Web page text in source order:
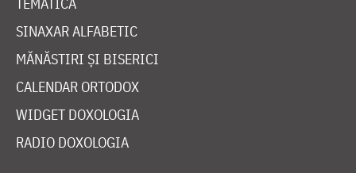
TEMATICĂ
SINAXAR ALFABETIC
MĂNĂSTIRI ȘI BISERICI
CALENDAR ORTODOX
WIDGET DOXOLOGIA
RADIO DOXOLOGIA